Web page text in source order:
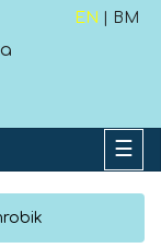
EN | BM